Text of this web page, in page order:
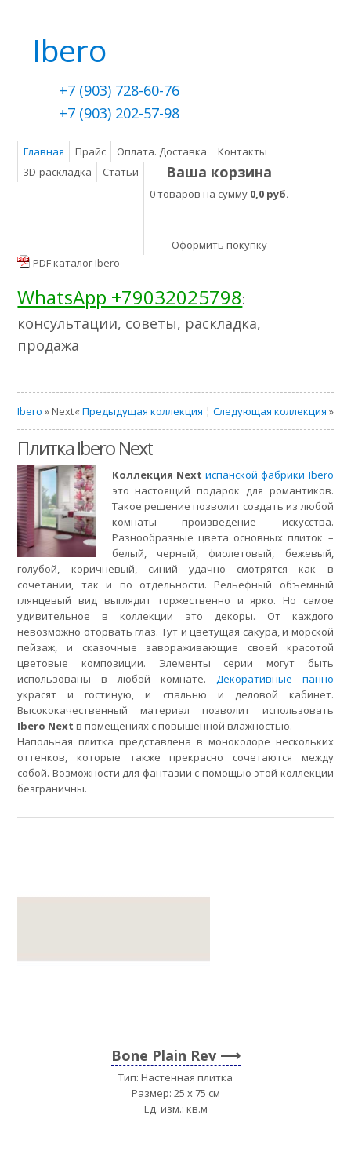
Ibero
+7 (903) 728-60-76
+7 (903) 202-57-98
Главная Прайс Оплата. Доставка
Контакты
3D-раскладка
Статьи Ваша корзина
0 товаров на сумму 0,0 руб.
Оформить покупку
PDF каталог Ibero
WhatsApp +79032025798:
консультации, советы, раскладка,
продажа
Ibero » Next«Предыдущая коллекция ¦ Следующая коллекция »
Плитка Ibero Next
Коллекция Next испанской фабрики Ibero
это настоящий подарок для романтиков.
Такое решение позволит создать из любой
комнаты произведение искусства.
Разнообразные цвета основных плиток –
белый, черный, фиолетовый, бежевый,
голубой, коричневый, синий удачно смотрятся как в
сочетании, так и по отдельности. Рельефный объемный
глянцевый вид выглядит торжественно и ярко. Но самое
удивительное в коллекции это декоры. От каждого
невозможно оторвать глаз. Тут и цветущая сакура, и морской
пейзаж, и сказочные завораживающие своей красотой
цветовые композиции. Элементы серии могут быть
использованы в любой комнате. Декоративные панно
украсят и гостиную, и спальню и деловой кабинет.
Высококачественный материал позволит использовать
Ibero Next в помещениях с повышенной влажностью.
Напольная плитка представлена в моноколоре нескольких
оттенков, которые также прекрасно сочетаются между
собой. Возможности для фантазии с помощью этой коллекции
безграничны.
Bone Plain Rev
Тип: Настенная плитка
Размер: 25 x 75 см
Ед. изм.: кв.м